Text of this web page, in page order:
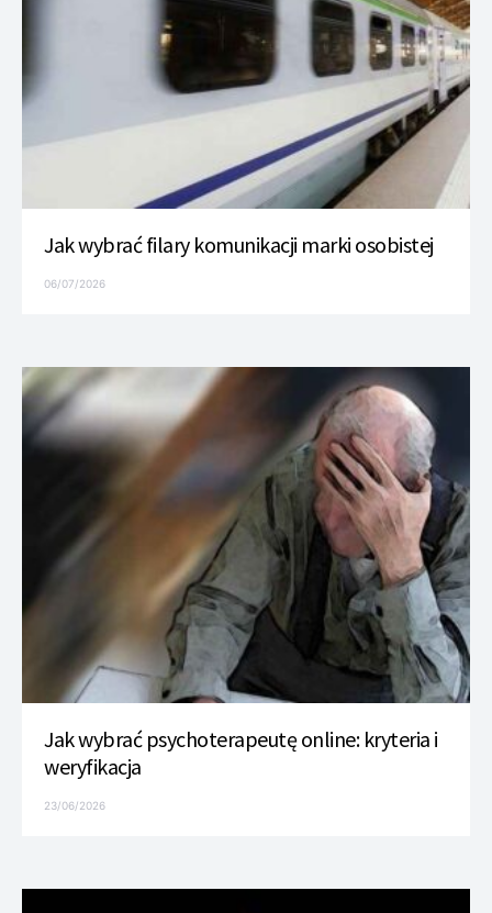
Jak wybrać filary komunikacji marki osobistej
06/07/2026
Jak wybrać psychoterapeutę online: kryteria i
weryfikacja
23/06/2026